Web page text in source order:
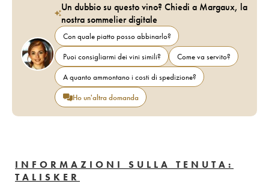
Un dubbio su questo vino? Chiedi a Margaux, la
nostra sommelier digitale
Con quale piatto posso abbinarlo?
Puoi consigliarmi dei vini simili?
Come va servito?
A quanto ammontano i costi di spedizione?
Ho un'altra domanda
INFORMAZIONI SULLA TENUTA:
TALISKER